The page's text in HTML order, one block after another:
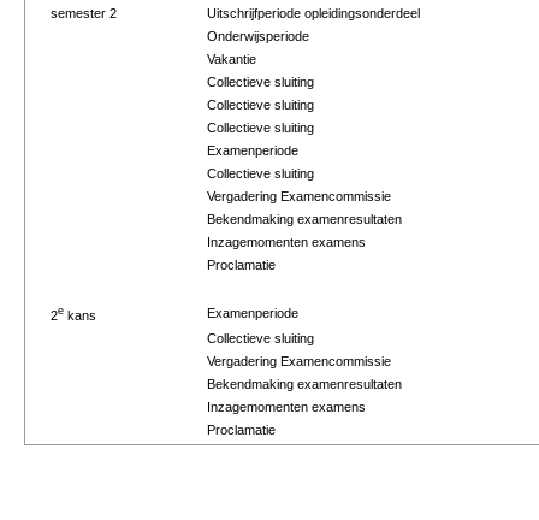
semester 2
Uitschrijfperiode opleidingsonderdeel
Onderwijsperiode
Vakantie
Collectieve sluiting
Collectieve sluiting
Collectieve sluiting
Examenperiode
Collectieve sluiting
Vergadering Examencommissie
Bekendmaking examenresultaten
Inzagemomenten examens
Proclamatie
2e kans
Examenperiode
Collectieve sluiting
Vergadering Examencommissie
Bekendmaking examenresultaten
Inzagemomenten examens
Proclamatie